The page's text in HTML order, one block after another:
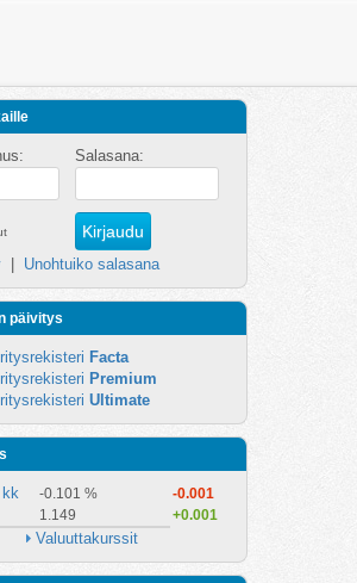
Salasana:
Unohtuiko salasana
päivitys
Facta
Premium
Ultimate
kk -0.101 % -0.001
1.149 +0.001
Valuuttakurssit